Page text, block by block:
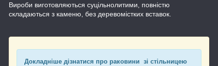
Вироби виготовляються суцільнолитими, повністю
складаються з каменю, без деревомістких вставок.
Докладніше дізнатися про раковини зі стільницею